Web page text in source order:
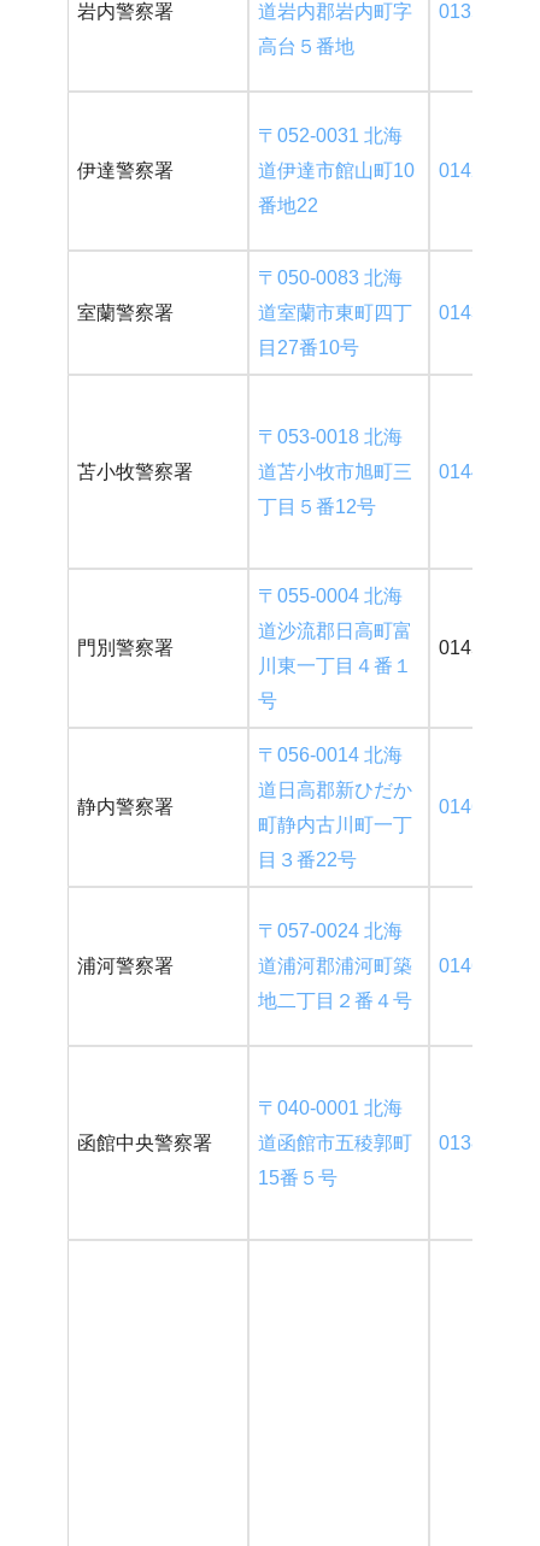
岩内警察署
道岩内郡岩内町字
高台５番地
0135-62-
伊達警察署
〒052-0031 北海
道伊達市館山町10
番地22
0142-22-
室蘭警察署
〒050-0083 北海
道室蘭市東町四丁
目27番10号
0143-46-
苫小牧警察署
〒053-0018 北海
道苫小牧市旭町三
丁目５番12号
0144-35-
門別警察署
〒055-0004 北海
道沙流郡日高町富
川東一丁目４番１
号
01456-2-
静内警察署
〒056-0014 北海
道日高郡新ひだか
町静内古川町一丁
目３番22号
0146-43-
浦河警察署
〒057-0024 北海
道浦河郡浦河町築
地二丁目２番４号
0146-22-
函館中央警察署
〒040-0001 北海
道函館市五稜郭町
15番５号
0138-54-